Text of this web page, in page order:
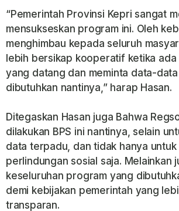
“Pemerintah Provinsi Kepri sangat
mensukseskan program ini. Oleh
menghimbau kepada seluruh
lebih bersikap kooperatif ketika ada
yang datang dan meminta data-
dibutuhkan nantinya,” harap Hasan.
Ditegaskan Hasan juga Bahwa
dilakukan BPS ini nantinya, selain
data terpadu, dan tidak hanya
perlindungan sosial saja. Melainkan
keseluruhan program yang
demi kebijakan pemerintah yang
transparan.